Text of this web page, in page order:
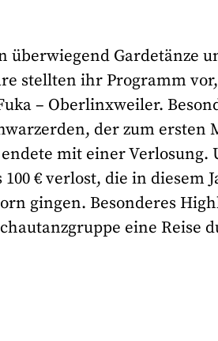
überwiegend Gardetänze
stellten ihr Programm
– Oberlinxweiler.
der zum
mit einer
€ verlost, die in diesem
gingen. Besonderes
eine Reise